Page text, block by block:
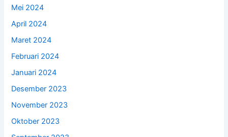
Mei 2024
April 2024
Maret 2024
Februari 2024
Januari 2024
Desember 2023
November 2023
Oktober 2023